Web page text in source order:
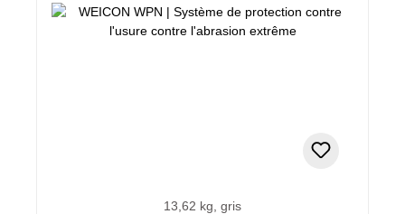
13,62 kg, gris